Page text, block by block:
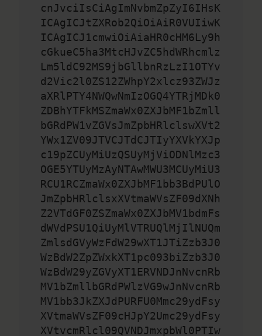
cnJvciIsCiAgImNvbmZpZyI6IHsK
ICAgICJtZXRob2QiOiAiR0VUIiwK
ICAgICJ1cmwiOiAiaHR0cHM6Ly9h
cGkueC5ha3MtcHJvZC5hdWRhcmlz
Lm5ldC92MS9jbGllbnRzLzI1OTYv
d2Vic2l0ZS12ZWhpY2xlcz93ZWJz
aXRlPTY4NWQwNmIzOGQ4YTRjMDk0
ZDBhYTFkMSZmaWx0ZXJbMF1bZmll
bGRdPW1vZGVsJmZpbHRlclswXVt2
YWx1ZV09JTVCJTdCJTIyYXVkYXJp
c19pZCUyMiUzQSUyMjViODNlMzc3
OGE5YTUyMzAyNTAwMWU3MCUyMiU3
RCU1RCZmaWx0ZXJbMF1bb3BdPUlO
JmZpbHRlclsxXVtmaWVsZF09dXNh
Z2VTdGF0ZSZmaWx0ZXJbMV1bdmFs
dWVdPSU1QiUyMlVTRUQlMjIlNUQm
ZmlsdGVyWzFdW29wXT1JTiZzb3J0
WzBdW2ZpZWxkXT1pc093biZzb3J0
WzBdW29yZGVyXT1ERVNDJnNvcnRb
MV1bZmllbGRdPWlzVG9wJnNvcnRb
MV1bb3JkZXJdPURFU0Mmc29ydFsy
XVtmaWVsZF09cHJpY2Umc29ydFsy
XVtvcmRlcl09QVNDJmxpbWl0PTIw